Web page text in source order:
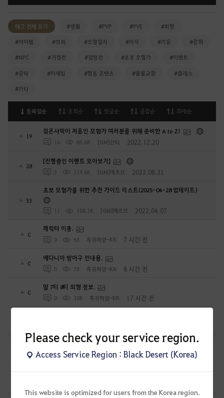
Please check your service region.
Access Service Region : Black Desert (Korea)
This website is optimized for users from the Korea region.
태그 전체 보기 #생활 #PVP #PVE #외형
#아이템 #의뢰 #모험일지 #지식 #기운 #강화
#NPC #거점전 #점령전 #초보 모험가 #이벤트
#공략 #미세팁 #협동 콘텐츠 #물물교환 #클래스
#기타
등록일순 조회순 댓글순 공감순 화제순
19
검은사막이 처음인 모험가 여러분을 위해 준비한 A to Z!
16 85.6K [GM]샨티 2022.12.20
28
[진행중인 이벤트 모아보기]
3 119.6K [GM]메르브 2022.08.31
33
초보 모험가를 위한 추천 가이드 리스트(2025-04-28 업데이트)
11 108.1K [GM]메르브 2022.04.07
0
캐릭터 이동.
0 63 흑귀하양-KR 7 시간 전
0
에다니아 방어구 안내용.
0 73 흑귀하양-KR 8 시간 전
0
말 7티 8티 외형 정보.
0 108 흑귀하양-KR 17 시간 전
0
엘비아 - 조각 모으기 의뢰.
0 108 흑귀하양-KR 18 시간 전
모험일지를 여는법 외 1건.